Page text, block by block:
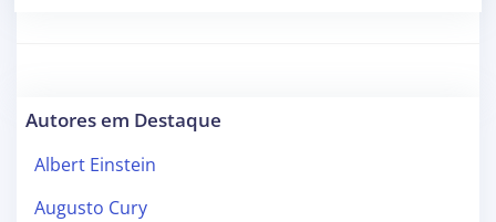
Autores em Destaque
Albert Einstein
Augusto Cury